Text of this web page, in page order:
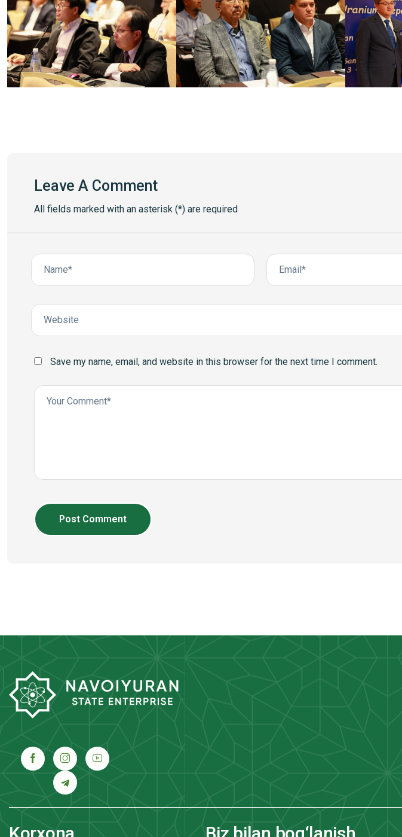
Leave A Comment
All fields marked with an asterisk (*) are required
Save my name, email, and website in this browser for the next time I comment.
Post Comment